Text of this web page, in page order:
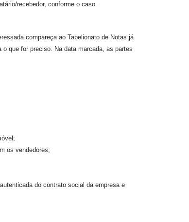
recebedor, conforme o caso.
compareça ao Tabelionato de Notas já
que for preciso. Na data marcada, as partes
os vendedores;
do contrato social da empresa e